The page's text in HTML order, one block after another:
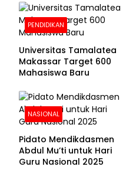
PENDIDIKAN
Universitas Tamalatea
Makassar Target 600
Mahasiswa Baru
NASIONAL
Pidato Mendikdasmen
Abdul Mu’ti untuk Hari
Guru Nasional 2025